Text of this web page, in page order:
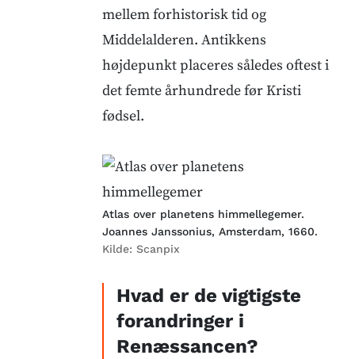
mellem forhistorisk tid og
Middelalderen. Antikkens
højdepunkt placeres således oftest i
det femte århundrede før Kristi
fødsel.
Atlas over planetens himmellegemer.
Joannes Janssonius, Amsterdam, 1660.
Kilde: Scanpix
Hvad er de vigtigste
forandringer i
Renæssancen?